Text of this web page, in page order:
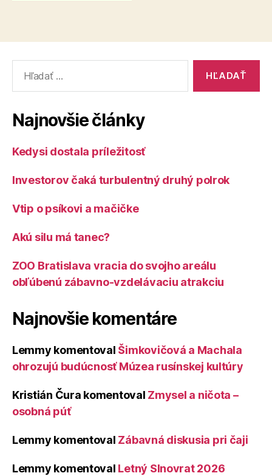
Najnovšie články
Kedysi dostala príležitosť
Investorov čaká turbulentný druhý polrok
Vtip o psíkovi a mačičke
Akú silu má tanec?
ZOO Bratislava vracia do svojho areálu
obľúbenú zábavno-vzdelávaciu atrakciu
Najnovšie komentáre
Lemmy komentoval Šimkovičová a Machala
ohrozujú budúcnosť Múzea rusínskej kultúry
Kristián Čura komentoval Zmysel a ničota –
osobná púť
Lemmy komentoval Zábavná diskusia pri čaji
Lemmy komentoval Letný Slnovrat 2026